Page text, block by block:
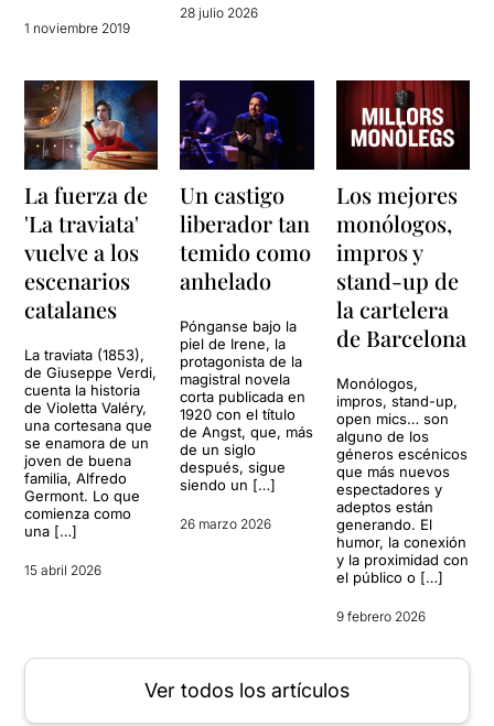
1 noviembre 2019
28 julio 2026
La fuerza de
'La traviata'
vuelve a los
escenarios
catalanes
La traviata (1853),
de Giuseppe Verdi,
cuenta la historia
de Violetta Valéry,
una cortesana que
se enamora de un
joven de buena
familia, Alfredo
Germont. Lo que
comienza como
una […]
15 abril 2026
Un castigo
liberador tan
temido como
anhelado
Pónganse bajo la
piel de Irene, la
protagonista de la
magistral novela
corta publicada en
1920 con el título
de Angst, que, más
de un siglo
después, sigue
siendo un […]
26 marzo 2026
Los mejores
monólogos,
impros y
stand-up de
la cartelera
de Barcelona
Monólogos,
impros, stand-up,
open mics… son
alguno de los
géneros escénicos
que más nuevos
espectadores y
adeptos están
generando. El
humor, la conexión
y la proximidad con
el público o […]
9 febrero 2026
Ver todos los artículos